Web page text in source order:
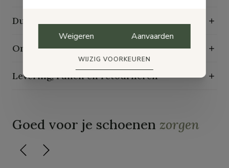
Duurzaamheidskenmerken
Onderhoudsgids
Levering, ruilen en retourneren
Goed voor je schoenen zorgen
Weigeren Aanvaarden
WIJZIG VOORKEUREN